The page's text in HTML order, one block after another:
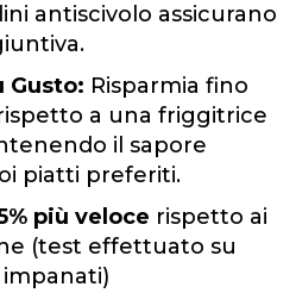
antiscivolo assicurano
Gusto: Risparmia fino
a una friggitrice
il sapore
piatti preferiti.
più veloce rispetto ai
(test effettuato su
impanati)